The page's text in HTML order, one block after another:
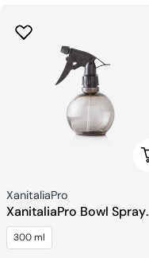
Fournisseur:
XanitaliaPro
XanitaliaPro Bowl Spray
Vaporisateur
300 ml